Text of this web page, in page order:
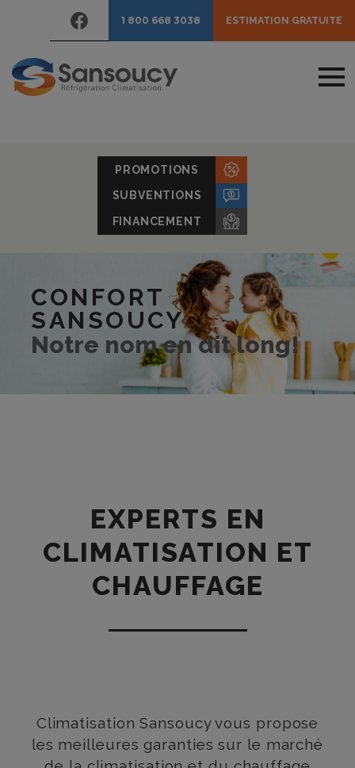
1 800 668 3038 ESTIMATION GRATUITE
PROMOTIONS
SUBVENTIONS
FINANCEMENT
CONFORT
SANSOUCY
Notre nom en dit long!
EXPERTS EN
CLIMATISATION ET
CHAUFFAGE
Climatisation Sansoucy vous propose
les meilleures garanties sur le marché
THERMOPOMPE MURALE